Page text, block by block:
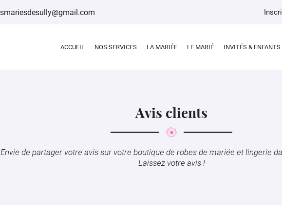
ACCUEIL NOS SERVICES LA MARIÉE LE MARIÉ INVITÉS & ENFANTS
Avis clients
Envie de partager votre avis sur votre boutique de robes de mariée et lingerie
Laissez votre avis !